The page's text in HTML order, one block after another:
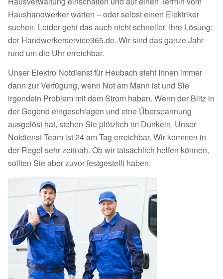
Haushandwerker warten – oder selbst einen Elektriker
suchen. Leider geht das auch nicht schneller. Ihre Lösung:
der Handwerkerservice365.de. Wir sind das ganze Jahr
rund um die Uhr erreichbar.
Unser Elektro Notdienst für Heubach steht Ihnen immer
dann zur Verfügung, wenn Not am Mann ist und Sie
irgendein Problem mit dem Strom haben. Wenn der Blitz in
der Gegend eingeschlagen und eine Überspannung
ausgelöst hat, stehen Sie plötzlich im Dunkeln. Unser
Notdienst-Team ist 24 am Tag erreichbar. Wir kommen in
der Regel sehr zeitnah. Ob wir tatsächlich helfen können,
sollten Sie aber zuvor festgestellt haben.